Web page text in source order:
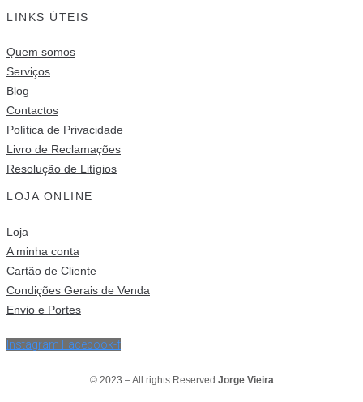
LINKS ÚTEIS
Quem somos
Serviços
Blog
Contactos
Política de Privacidade
Livro de Reclamações
Resolução de Litígios
LOJA ONLINE
Loja
A minha conta
Cartão de Cliente
Condições Gerais de Venda
Envio e Portes
Instagram Facebook-f
© 2023 – All rights Reserved Jorge Vieira